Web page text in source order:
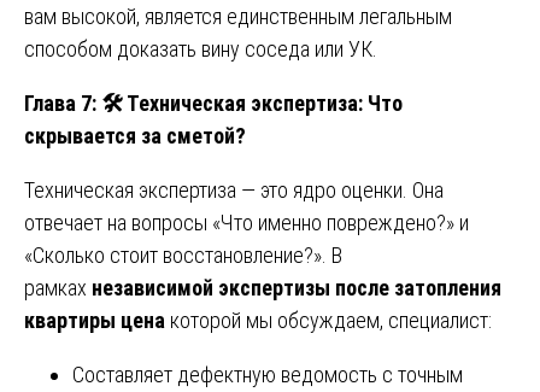
вам высокой, является единственным легальным
способом доказать вину соседа или УК.
Глава 7: 🛠️ Техническая экспертиза: Что
скрывается за сметой?
Техническая экспертиза — это ядро оценки. Она
отвечает на вопросы «Что именно повреждено?» и
«Сколько стоит восстановление?». В
рамках независимой экспертизы после затопления
квартиры цена которой мы обсуждаем, специалист:
Составляет дефектную ведомость с точным